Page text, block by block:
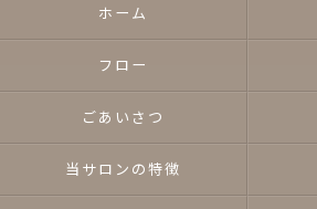
ホーム
フロー
ごあいさつ
当サロンの特徴